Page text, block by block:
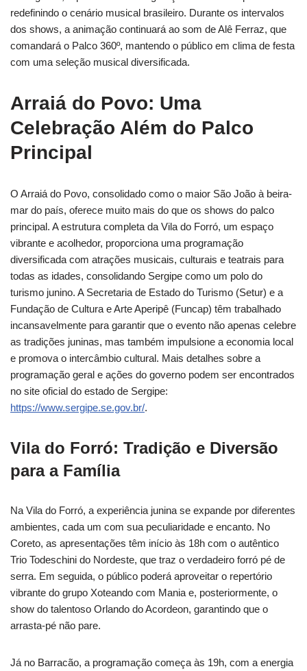
redefinindo o cenário musical brasileiro. Durante os intervalos
dos shows, a animação continuará ao som de Alê Ferraz, que
comandará o Palco 360º, mantendo o público em clima de festa
com uma seleção musical diversificada.
Arraiá do Povo: Uma
Celebração Além do Palco
Principal
O Arraiá do Povo, consolidado como o maior São João à beira-
mar do país, oferece muito mais do que os shows do palco
principal. A estrutura completa da Vila do Forró, um espaço
vibrante e acolhedor, proporciona uma programação
diversificada com atrações musicais, culturais e teatrais para
todas as idades, consolidando Sergipe como um polo do
turismo junino. A Secretaria de Estado do Turismo (Setur) e a
Fundação de Cultura e Arte Aperipê (Funcap) têm trabalhado
incansavelmente para garantir que o evento não apenas celebre
as tradições juninas, mas também impulsione a economia local
e promova o intercâmbio cultural. Mais detalhes sobre a
programação geral e ações do governo podem ser encontrados
no site oficial do estado de Sergipe:
https://www.sergipe.se.gov.br/.
Vila do Forró: Tradição e Diversão
para a Família
Na Vila do Forró, a experiência junina se expande por diferentes
ambientes, cada um com sua peculiaridade e encanto. No
Coreto, as apresentações têm início às 18h com o autêntico
Trio Todeschini do Nordeste, que traz o verdadeiro forró pé de
serra. Em seguida, o público poderá aproveitar o repertório
vibrante do grupo Xoteando com Mania e, posteriormente, o
show do talentoso Orlando do Acordeon, garantindo que o
arrasta-pé não pare.
Já no Barracão, a programação começa às 19h, com a energia